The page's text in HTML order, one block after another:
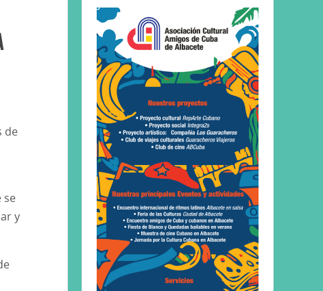
de
se
y